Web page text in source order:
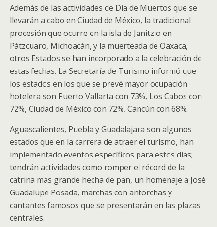
Además de las actividades de Día de Muertos que se
llevarán a cabo en Ciudad de México, la tradicional
procesión que ocurre en la isla de Janitzio en
Pátzcuaro, Michoacán, y la muerteada de Oaxaca,
otros Estados se han incorporado a la celebración de
estas fechas. La Secretaría de Turismo informó que
los estados en los que se prevé mayor ocupación
hotelera son Puerto Vallarta con 73%, Los Cabos con
72%, Ciudad de México con 72%, Cancún con 68%.
Aguascalientes, Puebla y Guadalajara son algunos
estados que en la carrera de atraer el turismo, han
implementado eventos específicos para estos días;
tendrán actividades como romper el récord de la
catrina más grande hecha de pan, un homenaje a José
Guadalupe Posada, marchas con antorchas y
cantantes famosos que se presentarán en las plazas
centrales.